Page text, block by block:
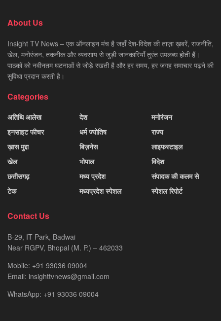
About Us
Insight TV News – एक ऑनलाइन मंच है जहाँ देश-विदेश की ताज़ा ख़बरें, राजनीति,
खेल, मनोरंजन, तकनीक और व्यवसाय से जुड़ी जानकारियाँ तुरंत उपलब्ध होती हैं।
पाठकों को नवीनतम घटनाओं से जोड़े रखती है और हर समय, हर जगह समाचार पढ़ने की
सुविधा प्रदान करती है।
Categories
अतिथि आलेख
इनसाइट फीचर
ख़ास मुद्दा
खेल
छत्तीसगढ़
टेक
देश
धर्म ज्योतिष
बिज़नेस
भोपाल
मध्य प्रदेश
मध्यप्रदेश स्पेशल
मनोरंजन
राज्य
लाइफस्टाइल
विदेश
संपादक की कलम से
स्पेशल रिपोर्ट
Contact Us
B-29, IT Park, Badwai
Near RGPV, Bhopal (M. P.) – 462033
Mobile: +91 93036 09004
Email: insighttvnews@gmail.com
WhatsApp: +91 93036 09004